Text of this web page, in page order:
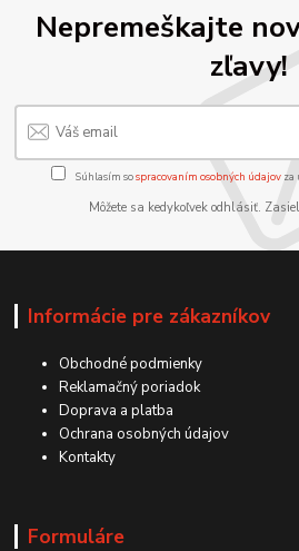
Nepremeškajte
zľavy!
Súhlasím sospracovaním osobných údajov za
Môžete sa kedykoľvek odhlásiť.
Informácie pre zákazníkov
Obchodné podmienky
Reklamačný poriadok
Doprava a platba
Ochrana osobných údajov
Kontakty
Formuláre